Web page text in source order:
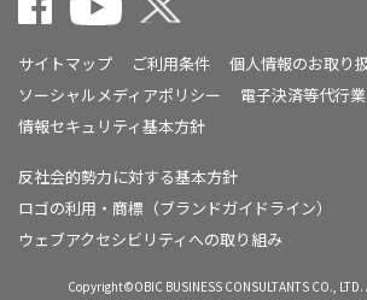
サイトマップ ご利用条件
個人情報のお取り
ソーシャルメディアポリシー
電子決済等代行
情報セキュリティ基本方針
反社会的勢力に対する基本方針
ロゴの利用・商標（ブランドガイドライン）
ウェブアクセシビリティへの取り組み
Copyright©OBIC BUSINESS CONSULTANTS CO.,